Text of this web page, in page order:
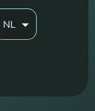
NL